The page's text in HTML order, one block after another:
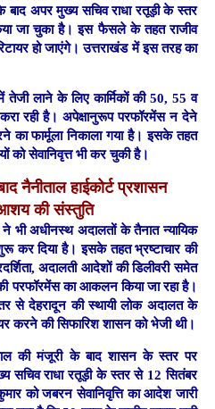
बाद अपर मुख्य सचिव राधा रतूड़ी के स्तर
जा चुका है। इस फैसले के तहत राजीव
हो जाएंगे। उत्तराखंड में इस तरह का
लाने के लिए कार्मिकों की 50, 55 व
रही है। अपेक्षानुरूप परफॉरमेंस न देने
का फार्मूला निकाला गया है। इसके तहत
सेवानिवृत्त भी कर चुकी है।
हाईकोर्ट प्रशासन
की संस्तुति
ने भी अधीनस्थ अदालतों के तैनात न्यायिक
दिया है। इसके तहत भ्रष्टाचार की
अदालती आदेशों की डिलीवरी समेत
परफॉरमेंस का आकलन किया जा रहा है।
से देहरादून की स्थायी लोक अदालत के
करने की सिफारिश शासन को भेजी थी।
की मंजूरी के बाद शासन के स्तर पर
सचिव राधा रतूड़ी के स्तर से 12 सितंबर
को जबरन सेवानिवृत्ति का आदेश जारी